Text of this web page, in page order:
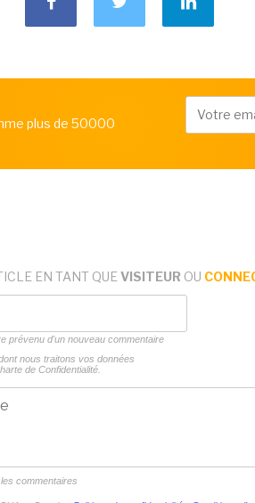
plus de 50000
EN TANT QUE VISITEUR OU
prévenu d'un nouveau commentaire
nous traitons vos données
de Confidentialité.
commentaires